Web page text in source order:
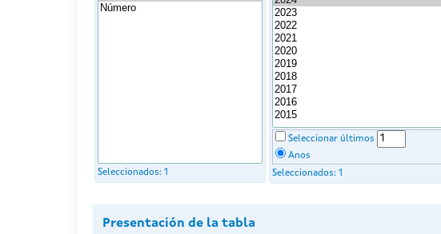
Seleccionados: 1
Seleccionar últimos
Anos
Seleccionados: 1
Presentación de la tabla